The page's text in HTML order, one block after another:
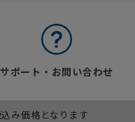
サポート・お問い合わせ
み価格となります